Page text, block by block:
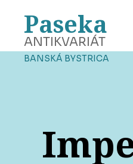
Paseka
ANTIKVARIÁT
BANSKÁ BYSTRICA